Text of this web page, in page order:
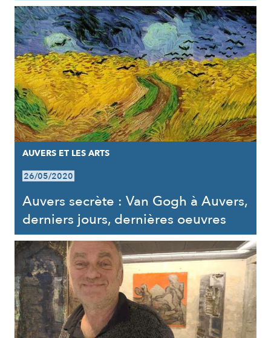
AUVERS ET LES ARTS
26/05/2020
Auvers secrète : Van Gogh à Auvers,
derniers jours, dernières oeuvres